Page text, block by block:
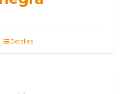
Detalles